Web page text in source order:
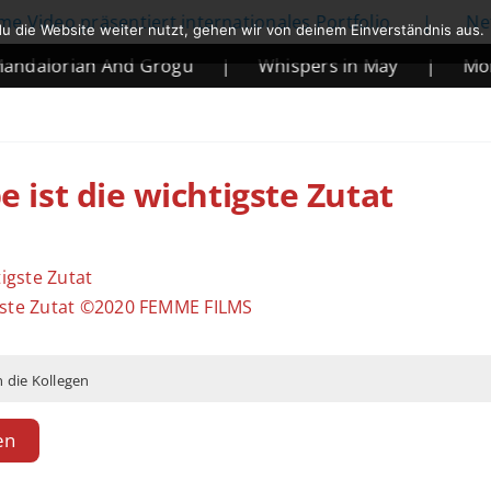
internationales Portfolio | Netflix
And Grogu | Whispers in May |
Mortal
ist die wichtigste Zutat
Zutat ©2020 FEMME FILMS
die Kollegen
die Website weiter nutzt, gehen wir von deinem Einverständnis aus.